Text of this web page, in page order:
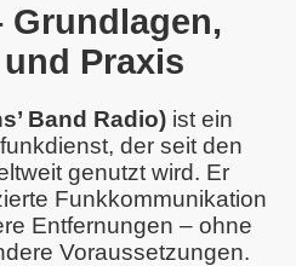
Grundlagen,
Praxis
Band Radio) ist ein
der seit den
genutzt wird. Er
Funkkommunikation
Entfernungen – ohne
Voraussetzungen.